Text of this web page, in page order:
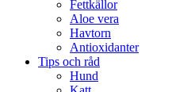
Fettkällor
Aloe vera
Havtorn
Antioxidanter
Tips och råd
Hund